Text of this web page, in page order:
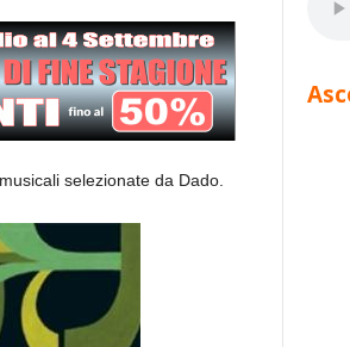
selezionate da Dado.